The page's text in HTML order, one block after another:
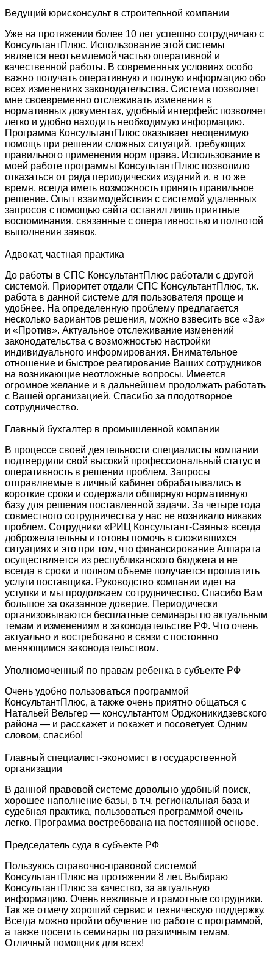
Ведущий юрисконсульт в строительной компании
Уже на протяжении более 10 лет успешно сотрудничаю с
КонсультантПлюс. Использование этой системы
является неотъемлемой частью оперативной и
качественной работы. В современных условиях особо
важно получать оперативную и полную информацию обо
всех изменениях законодательства. Система позволяет
мне своевременно отслеживать изменения в
нормативных документах, удобный интерфейс позволяет
легко и удобно находить необходимую информацию.
Программа КонсультантПлюс оказывает неоценимую
помощь при решении сложных ситуаций, требующих
правильного применения норм права. Использование в
моей работе программы КонсультантПлюс позволило
отказаться от ряда периодических изданий и, в то же
время, всегда иметь возможность принять правильное
решение. Опыт взаимодействия с системой удаленных
запросов с помощью сайта оставил лишь приятные
воспоминания, связанные с оперативностью и полнотой
выполнения заявок.
Адвокат, частная практика
До работы в СПС КонсультантПлюс работали с другой
системой. Приоритет отдали СПС КонсультантПлюс, т.к.
работа в данной системе для пользователя проще и
удобнее. На определенную проблему предлагается
несколько вариантов решения, можно взвесить все «За»
и «Против». Актуальное отслеживание изменений
законодательства с возможностью настройки
индивидуального информирования. Внимательное
отношение и быстрое реагирование Ваших сотрудников
на возникающие неотложные вопросы. Имеется
огромное желание и в дальнейшем продолжать работать
с Вашей организацией. Спасибо за плодотворное
сотрудничество.
Главный бухгалтер в промышленной компании
В процессе своей деятельности специалисты компании
подтвердили свой высокий профессиональный статус и
оперативность в решении проблем. Запросы
отправляемые в личный кабинет обрабатывались в
короткие сроки и содержали обширную нормативную
базу для решения поставленной задачи. За четыре года
совместного сотрудничества у нас не возникало никаких
проблем. Сотрудники «РИЦ Консультант-Саяны» всегда
доброжелательны и готовы помочь в сложившихся
ситуациях и это при том, что финансирование Аппарата
осуществляется из республиканского бюджета и не
всегда в сроки и полном объеме получается проплатить
услуги поставщика. Руководство компании идет на
уступки и мы продолжаем сотрудничество. Спасибо Вам
большое за оказанное доверие. Периодически
организовываются бесплатные семинары по актуальным
темам и изменениям в законодательстве РФ. Что очень
актуально и востребовано в связи с постоянно
меняющимся законодательством.
Уполномоченный по правам ребенка в субъекте РФ
Очень удобно пользоваться программой
КонсультантПлюс, а также очень приятно общаться с
Натальей Вельгер — консультантом Орджоникидзевского
района — и расскажет и покажет и посоветует. Одним
словом, спасибо!
Главный специалист-экономист в государственной
организации
В данной правовой системе довольно удобный поиск,
хорошее наполнение базы, в т.ч. региональная база и
судебная практика, пользоваться программой очень
легко. Программа востребована на постоянной основе.
Председатель суда в субъекте РФ
Пользуюсь справочно-правовой системой
КонсультантПлюс на протяжении 8 лет. Выбираю
КонсультантПлюс за качество, за актуальную
информацию. Очень вежливые и грамотные сотрудники.
Так же отмечу хороший сервис и техническую поддержку.
Всегда можно пройти обучение по работе с программой,
а также посетить семинары по различным темам.
Отличный помощник для всех!